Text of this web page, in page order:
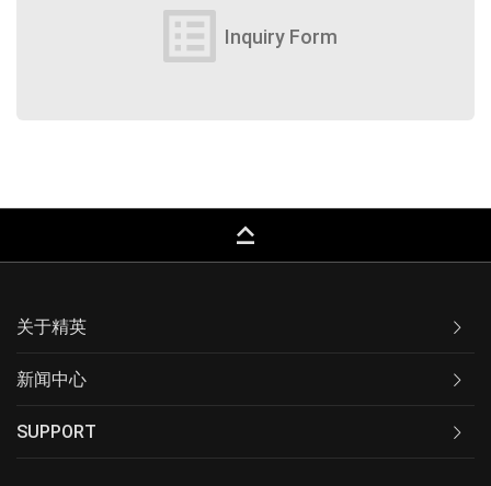
list_alt Inquiry Form
keyboard_capslock
关于精英
新闻中心
SUPPORT